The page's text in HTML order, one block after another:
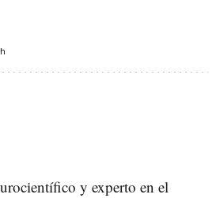
y experto en el